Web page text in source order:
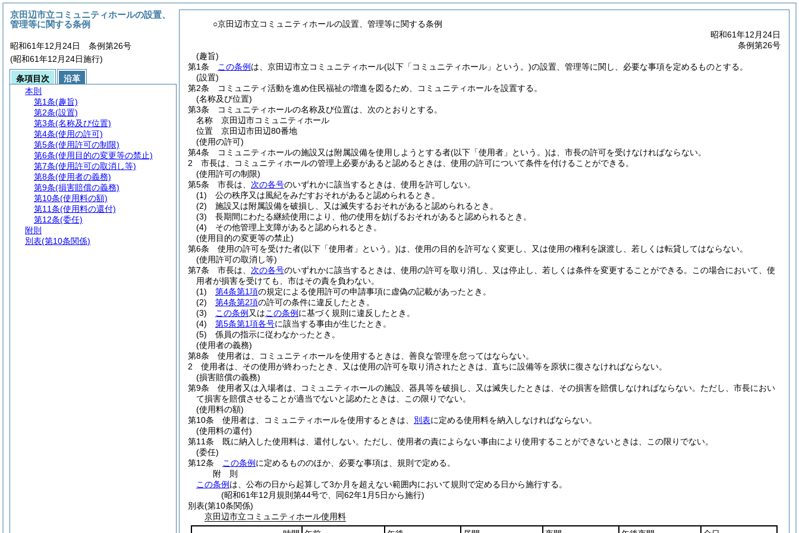
○京田辺市立コミュニティホールの設置、管理等に関する条例
昭和61年12月24日
条例第26号
(趣旨)
第1条
この条例 は、京田辺市立コミュニティホール(以下「コミュニティホール」という。)の設置、管理等に関し、必要な事項を定めるものとする。
(設置)
第2条
コミュニティ活動を進め住民福祉の増進を図るため、コミュニティホールを設置する。
(名称及び位置)
第3条
コミュニティホールの名称及び位置は、次のとおりとする。
名称 京田辺市コミュニティホール
位置 京田辺市田辺80番地
(使用の許可)
第4条
コミュニティホールの施設又は附属設備を使用しようとする者(以下「使用者」という。)は、市長の許可を受けなければならない。
2
市長は、コミュニティホールの管理上必要があると認めるときは、使用の許可について条件を付けることができる。
(使用許可の制限)
第5条
市長は、 次の各号のいずれかに該当するときは、使用を許可しない。
(1)
公の秩序又は風紀をみだすおそれがあると認められるとき。
(2)
施設又は附属設備を破損し、又は滅失するおそれがあると認められるとき。
(3)
長期間にわたる継続使用により、他の使用を妨げるおそれがあると認められるとき。
(4)
その他管理上支障があると認められるとき。
(使用目的の変更等の禁止)
第6条
使用の許可を受けた者(以下「使用者」という。)は、使用の目的を許可なく変更し、又は使用の権利を譲渡し、若しくは転貸してはならない。
(使用許可の取消し等)
第7条
市長は、 次の各号のいずれかに該当するときは、使用の許可を取り消し、又は停止し、若しくは条件を変更することができる。
この場合において、使
用者が損害を受けても、市はその責を負わない。
(1)
第4条第1項の規定による使用許可の申請事項に虚偽の記載があったとき。
(2)
第4条第2項の許可の条件に違反したとき。
(3)
この条例 又はこの条例 に基づく規則に違反したとき。
(4)
第5条第1項各号に該当する事由が生じたとき。
(5)
係員の指示に従わなかったとき。
(使用者の義務)
第8条
使用者は、コミュニティホールを使用するときは、善良な管理を怠ってはならない。
2
使用者は、その使用が終わったとき、又は使用の許可を取り消されたときは、直ちに設備等を原状に復さなければならない。
(損害賠償の義務)
第9条
使用者又は入場者は、コミュニティホールの施設、器具等を破損し、又は滅失したときは、その損害を賠償しなければならない。 ただし、市長におい
て損害を賠償させることが適当でないと認めたときは、この限りでない。
(使用料の額)
第10条
使用者は、コミュニティホールを使用するときは、 別表に定める使用料を納入しなければならない。
(使用料の還付)
第11条
既に納入した使用料は、還付しない。 ただし、使用者の責によらない事由により使用することができないときは、この限りでない。
(委任)
第12条
この条例 に定めるもののほか、必要な事項は、規則で定める。
附 則
この条例 は、公布の日から起算して3か月を超えない範囲内において規則で定める日から施行する。
(昭和61年12月規則第44号で、同62年1月5日から施行)
別表(第10条関係)
京田辺市立コミュニティホール使用料
京田辺市立コミュニティホールの設置、
管理等に関する条例
昭和61年12月24日 条例第26号
(昭和61年12月24日施行)
条項目次
沿革
本則
第1条(趣旨)
第2条(設置)
第3条(名称及び位置)
第4条(使用の許可)
第5条(使用許可の制限)
第6条(使用目的の変更等の禁止)
第7条(使用許可の取消し等)
第8条(使用者の義務)
第9条(損害賠償の義務)
第10条(使用料の額)
第11条(使用料の還付)
第12条(委任)
附則
別表(第10条関係)